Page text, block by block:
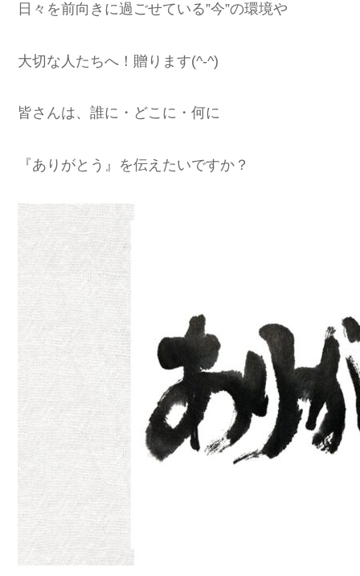
日々を前向きに過ごせている”今”の環境や
大切な人たちへ！贈ります(^-^)
皆さんは、誰に・どこに・何に
『ありがとう』を伝えたいですか？